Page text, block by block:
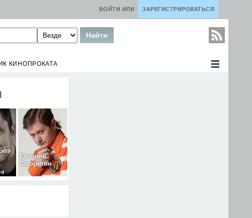
ЗАРЕГИСТРИРОВАТЬСЯ
ВОЙТИ ИЛИ
КИНОПРОКАТА
Евгений
Сморигин